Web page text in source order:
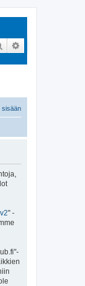
Etsi
sisään
" -